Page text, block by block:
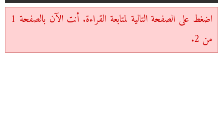
اضغط على الصفحة التالية لمتابعة القراءة. أنت الآن بالصفحة 1
من 2.